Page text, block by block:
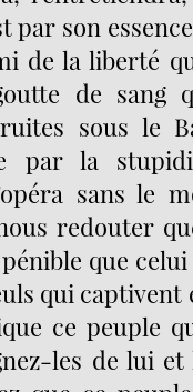
par son
de la liberté
de sang
sous le
par la
sans le
redouter
que
qui captivent
ce peuple
les de lui